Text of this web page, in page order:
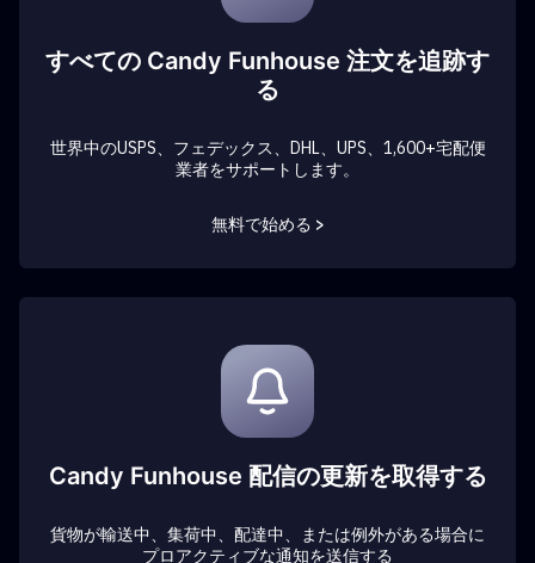
すべての Candy Funhouse 注文を追跡す
る
世界中のUSPS、フェデックス、DHL、UPS、1,600+宅配便
業者をサポートします。
無料で始める >
Candy Funhouse 配信の更新を取得する
貨物が輸送中、集荷中、配達中、または例外がある場合に
プロアクティブな通知を送信する